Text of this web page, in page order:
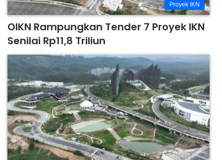
Proyek IKN
OIKN Rampungkan Tender 7 Proyek IKN
Senilai Rp11,8 Triliun